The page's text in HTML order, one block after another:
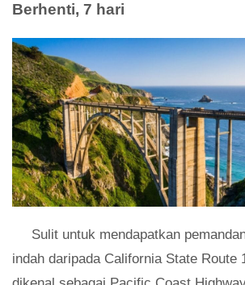
Berhenti, 7 hari
Sulit untuk mendapatkan
indah daripada California State Route